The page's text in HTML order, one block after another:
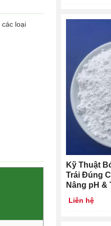
loại
Kỹ Thuật
Trái Đúng
Nâng pH &
Liên hệ